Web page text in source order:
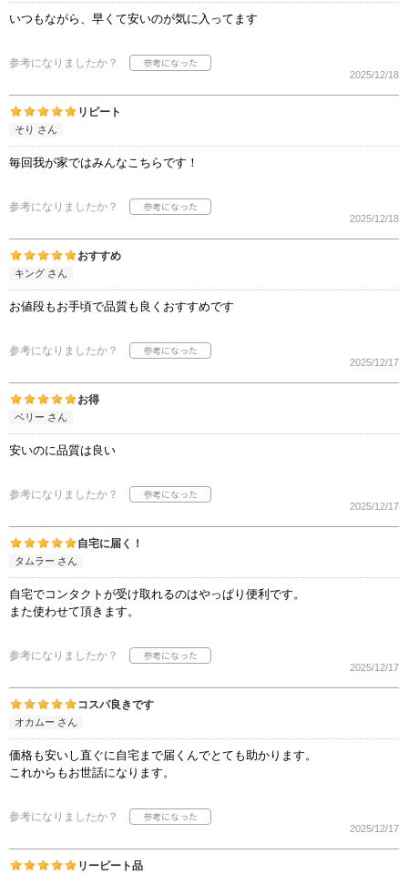
いつもながら、早くて安いのが気に入ってます
参考になりましたか？
2025/12/18
リピート
そり さん
毎回我が家ではみんなこちらです！
参考になりましたか？
2025/12/18
おすすめ
キング さん
お値段もお手頃で品質も良くおすすめです
参考になりましたか？
2025/12/17
お得
ベリー さん
安いのに品質は良い
参考になりましたか？
2025/12/17
自宅に届く！
タムラー さん
自宅でコンタクトが受け取れるのはやっぱり便利です。
また使わせて頂きます。
参考になりましたか？
2025/12/17
コスパ良きです
オカムー さん
価格も安いし直ぐに自宅まで届くんでとても助かります。
これからもお世話になります。
参考になりましたか？
2025/12/17
リーピート品